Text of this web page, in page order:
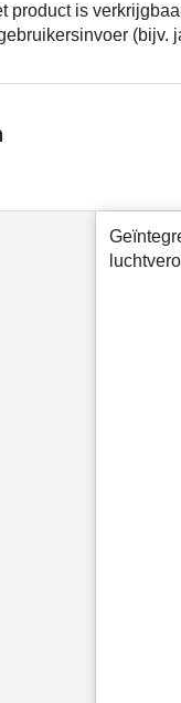
product is
(bijv.